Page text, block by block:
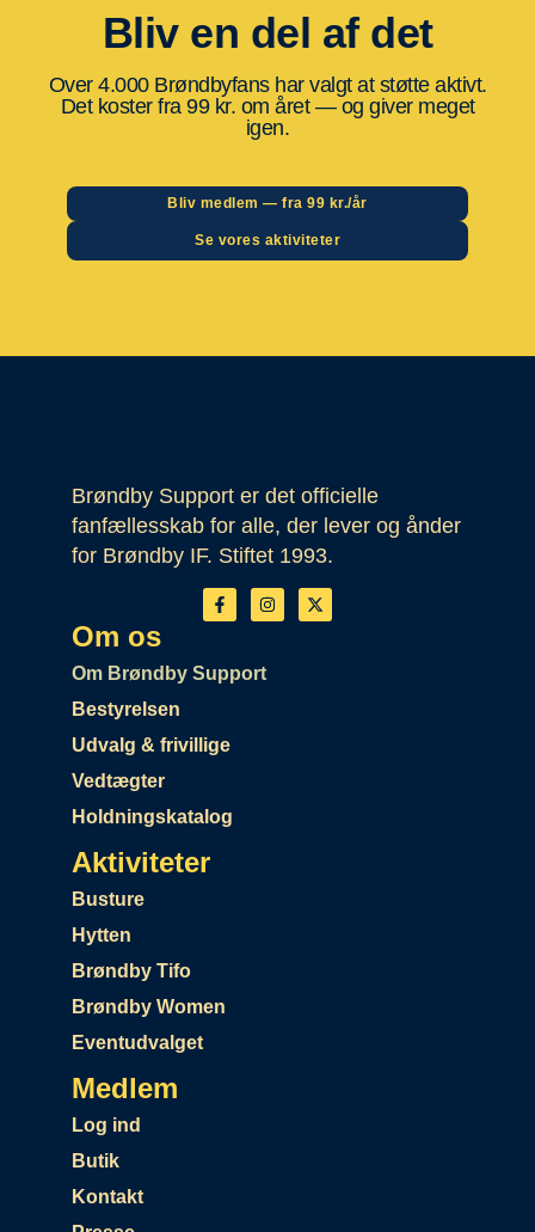
Bliv en del af det
Over 4.000 Brøndbyfans har valgt at støtte aktivt.
Det koster fra 99 kr. om året — og giver meget
igen.
Bliv medlem — fra 99 kr./år
Se vores aktiviteter
Brøndby Support er det officielle
fanfællesskab for alle, der lever og ånder
for Brøndby IF. Stiftet 1993.
Om os
Om Brøndby Support
Bestyrelsen
Udvalg & frivillige
Vedtægter
Holdningskatalog
Aktiviteter
Busture
Hytten
Brøndby Tifo
Brøndby Women
Eventudvalget
Medlem
Log ind
Butik
Kontakt